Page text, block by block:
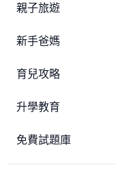
親子旅遊
新手爸媽
育兒攻略
升學教育
免費試題庫